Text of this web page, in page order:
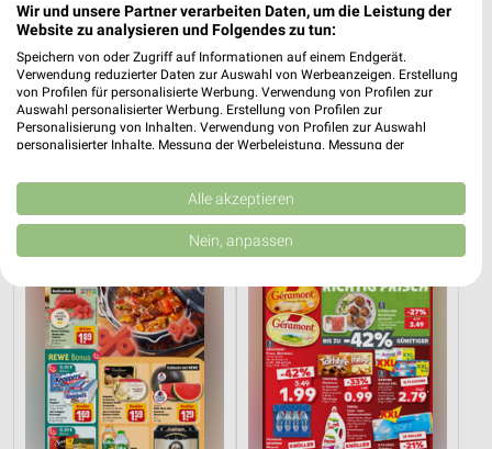
28,7 km
Dieter Knoll
Gültig bis Fr. 14.08.
9,6 km
Angebote ab 03.08.
Noch morgen gültig
REWE Kaufland
Wir und unsere Partner verarbeiten Daten, um die Leistung der
Website zu analysieren und Folgendes zu tun:
Speichern von oder Zugriff auf Informationen auf einem Endgerät.
Verwendung reduzierter Daten zur Auswahl von Werbeanzeigen. Erstellung
von Profilen für personalisierte Werbung. Verwendung von Profilen zur
Auswahl personalisierter Werbung. Erstellung von Profilen zur
Personalisierung von Inhalten. Verwendung von Profilen zur Auswahl
personalisierter Inhalte. Messung der Werbeleistung. Messung der
Kombinationen von Daten aus verschiedenen Quellen. Entwicklung und
Verbesserung der Angebote. Verwendung reduzierter Daten zur Auswahl
von Inhalten.
Daten können außerhalb der Europäischen Union weitergegeben und in die
Website/App.
Partnerliste anzeigen (1 IAB-Anbieter)
Wir nutzen Ihre Daten für folgende Zwecke:
IAB-Verarbeitungszwecke:
Speichern von oder Zugriff auf Informationen
auf einem Endgerät
Alle akzeptieren
Nein, anpassen